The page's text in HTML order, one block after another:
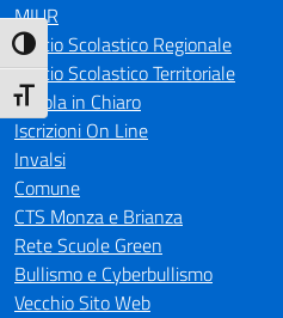
Attiva/disattiva alto contrasto
Attiva/disattiva dimensione testo
MIUR
Ufficio Scolastico Regionale
Ufficio Scolastico Territoriale
Scuola in Chiaro
Iscrizioni On Line
Invalsi
Comune
CTS Monza e Brianza
Rete Scuole Green
Bullismo e Cyberbullismo
Vecchio Sito Web